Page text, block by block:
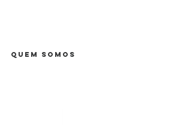
QUEM SOMOS